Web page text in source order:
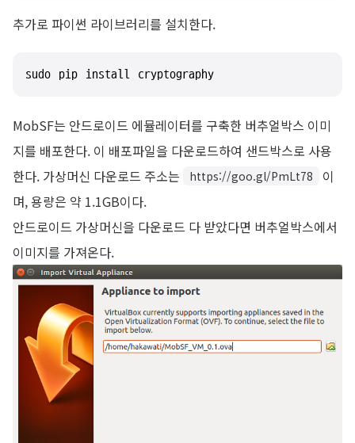
추가로 파이썬 라이브러리를 설치한다.
sudo pip install cryptography
MobSF는 안드로이드 에뮬레이터를 구축한 버추얼박스 이미
지를 배포한다. 이 배포파일을 다운로드하여 샌드박스로 사용
한다. 가상머신 다운로드 주소는
https://goo.gl/PmLt78
이
며, 용량은 약 1.1GB이다.
안드로이드 가상머신을 다운로드 다 받았다면 버추얼박스에서
이미지를 가져온다.